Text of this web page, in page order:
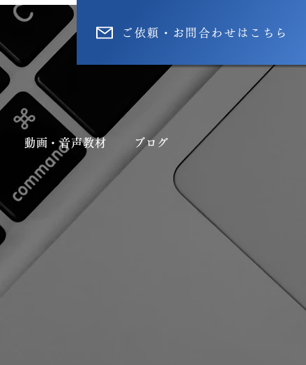
ご依頼・お問合わせはこちら
動画・音声教材 ブログ